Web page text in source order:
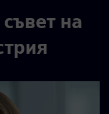
на